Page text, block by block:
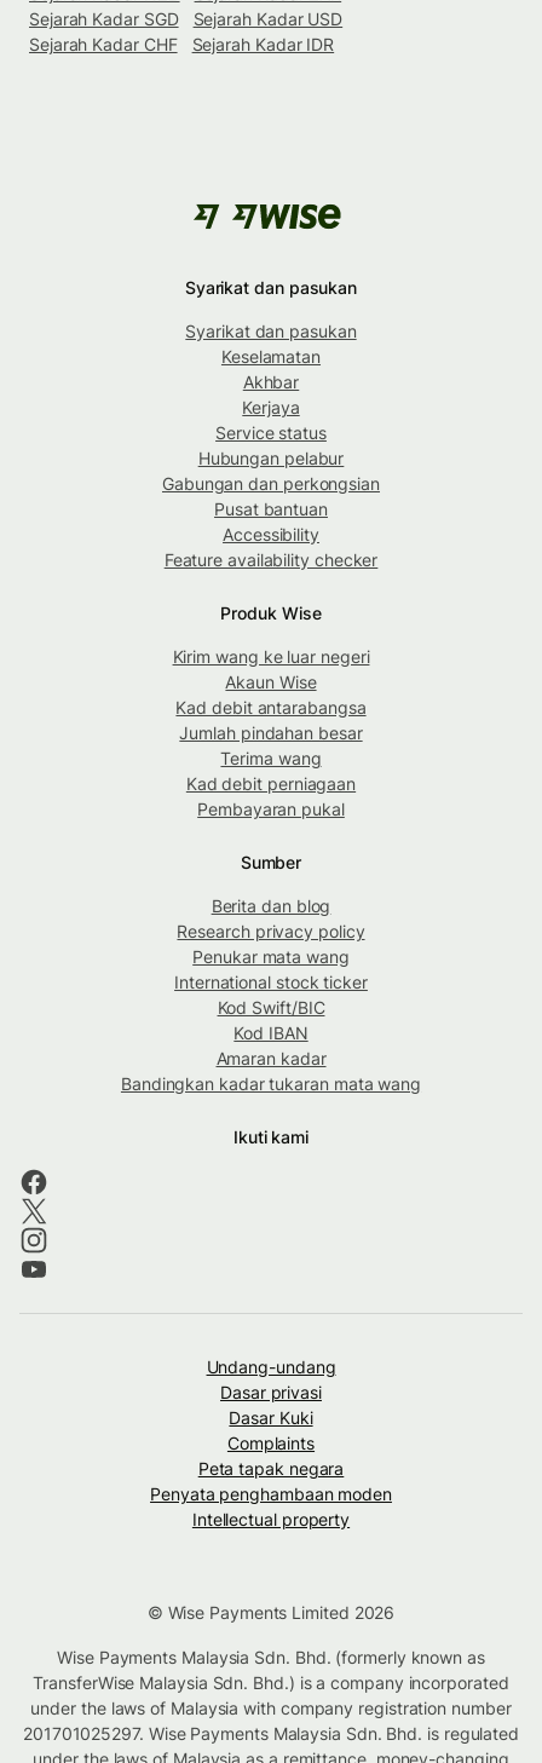
Sejarah Kadar SGD
Sejarah Kadar USD
Sejarah Kadar CHF
Sejarah Kadar IDR
Syarikat dan pasukan
Syarikat dan pasukan
Keselamatan
Akhbar
Kerjaya
Service status
Hubungan pelabur
Gabungan dan perkongsian
Pusat bantuan
Accessibility
Feature availability checker
Produk Wise
Kirim wang ke luar negeri
Akaun Wise
Kad debit antarabangsa
Jumlah pindahan besar
Terima wang
Kad debit perniagaan
Pembayaran pukal
Sumber
Berita dan blog
Research privacy policy
Penukar mata wang
International stock ticker
Kod Swift/BIC
Kod IBAN
Amaran kadar
Bandingkan kadar tukaran mata wang
Ikuti kami
Undang-undang
Dasar privasi
Dasar Kuki
Complaints
Peta tapak negara
Penyata penghambaan moden
Intellectual property
© Wise Payments Limited 2026
Wise Payments Malaysia Sdn. Bhd. (formerly known as
TransferWise Malaysia Sdn. Bhd.) is a company incorporated
under the laws of Malaysia with company registration number
201701025297. Wise Payments Malaysia Sdn. Bhd. is regulated
under the laws of Malaysia as a remittance, money-changing